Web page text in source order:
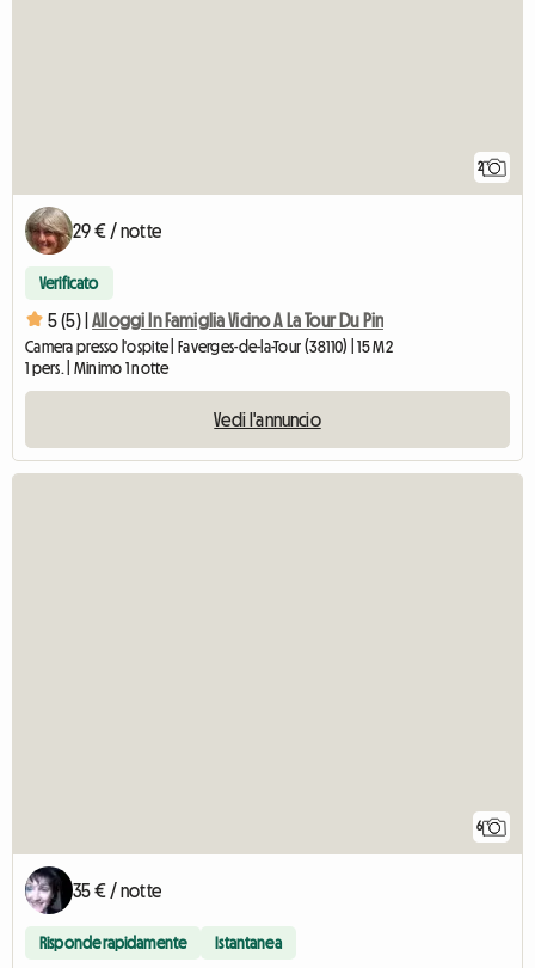
2
29 € / notte
Verificato
5 (5) | Alloggi In Famiglia Vicino A La Tour Du Pin
Camera presso l'ospite | Faverges-de-la-Tour (38110) | 15 M2
1 pers. | Minimo 1 notte
Vedi l'annuncio
6
35 € / notte
Risponde rapidamente Istantanea